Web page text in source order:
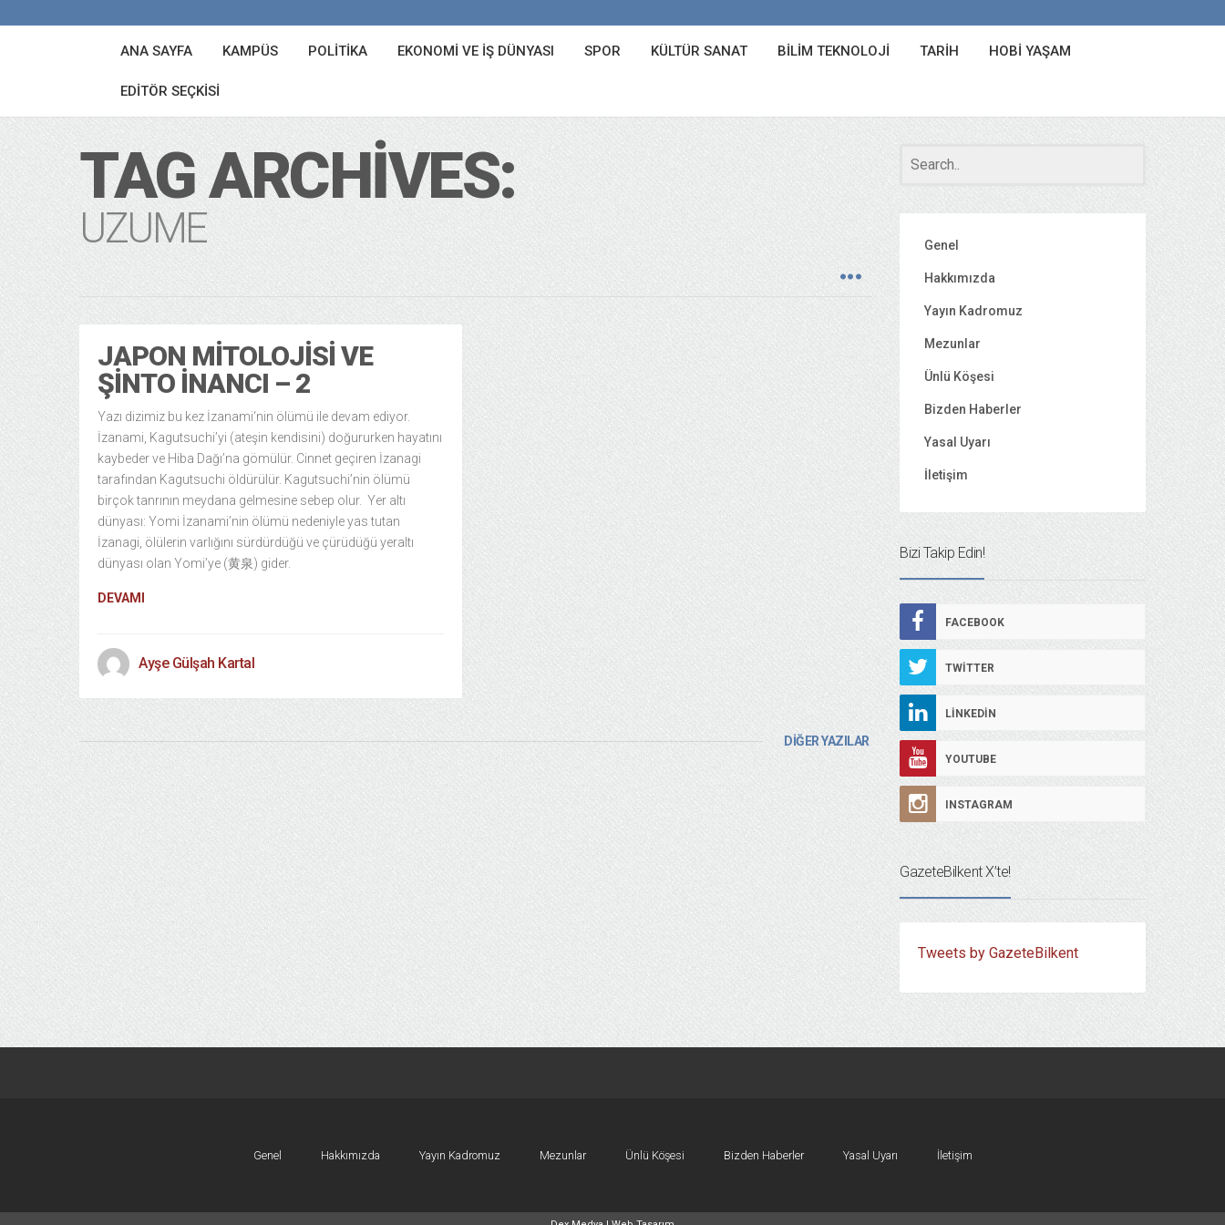
ANA SAYFA KAMPÜS POLITIKA EKONOMI VE İŞ DÜNYASI SPOR KÜLTÜR SANAT BILIM TEKNOLOJI TARIH HOBI YAŞAM
EDITÖR SEÇKISI
TAG ARCHIVES:
UZUME
JAPON MITOLOJISI VE
ŞINTO İNANCI – 2
Yazı dizimiz bu kez İzanami‘nin ölümü ile devam ediyor.
İzanami, Kagutsuchi’yi (ateşin kendisini) doğururken hayatını
kaybeder ve Hiba Dağı’na gömülür. Cinnet geçiren İzanagi
tarafından Kagutsuchi öldürülür. Kagutsuchi’nin ölümü
birçok tanrının meydana gelmesine sebep olur. Yer altı
dünyası: Yomi İzanami’nin ölümü nedeniyle yas tutan
İzanagi, ölülerin varlığını sürdürdüğü ve çürüdüğü yeraltı
dünyası olan Yomi’ye (黄泉) gider.
DEVAMI
Ayşe Gülşah Kartal
DİĞER YAZILAR
Genel
Hakkımızda
Yayın Kadromuz
Mezunlar
Ünlü Köşesi
Bizden Haberler
Yasal Uyarı
İletişim
Bizi Takip Edin!
FACEBOOK
TWITTER
LINKEDIN
YOUTUBE
INSTAGRAM
GazeteBilkent X’te!
Tweets by GazeteBilkent
Genel Hakkımızda Yayın Kadromuz Mezunlar Ünlü Köşesi Bizden Haberler Yasal Uyarı İletişim